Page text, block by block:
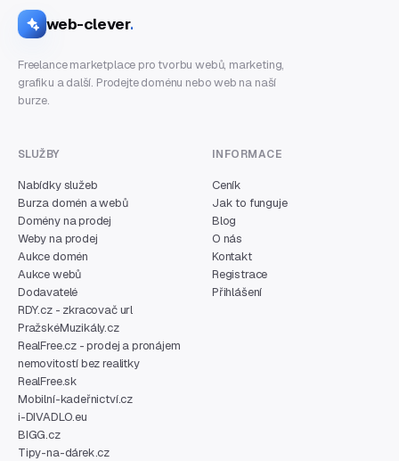
web-clever.
Freelance marketplace pro tvorbu webů, marketing,
grafiku a další. Prodejte doménu nebo web na naší
burze.
SLUŽBY
Nabídky služeb
Burza domén a webů
Domény na prodej
Weby na prodej
Aukce domén
Aukce webů
Dodavatelé
RDY.cz - zkracovač url
PražskéMuzikály.cz
RealFree.cz - prodej a pronájem
nemovitostí bez realitky
RealFree.sk
Mobilní-kadeřnictví.cz
i-DIVADLO.eu
BIGG.cz
Tipy-na-dárek.cz
INFORMACE
Ceník
Jak to funguje
Blog
O nás
Kontakt
Registrace
Přihlášení